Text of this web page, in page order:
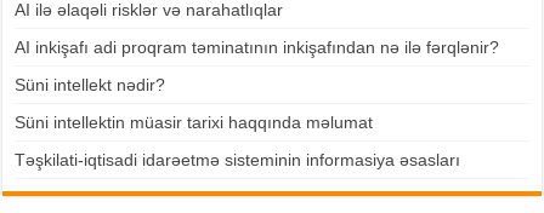
AI ilə əlaqəli risklər və narahatlıqlar
AI inkişafı adi proqram təminatının inkişafından nə ilə fərqlənir?
Süni intellekt nədir?
Süni intellektin müasir tarixi haqqında məlumat
Təşkilati-iqtisadi idarəetmə sisteminin informasiya əsasları